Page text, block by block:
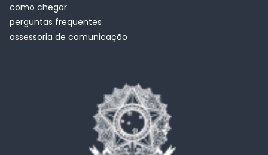
como chegar
perguntas frequentes
assessoria de comunicação